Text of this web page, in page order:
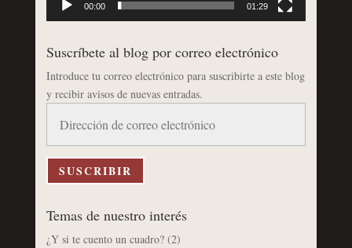
00:00 01:29
Suscríbete al blog por correo electrónico
Introduce tu correo electrónico para suscribirte a este blog
y recibir avisos de nuevas entradas.
correo
electrónico
SUSCRIBIR
Temas de nuestro interés
¿Y si te cuento un cuadro?(2)